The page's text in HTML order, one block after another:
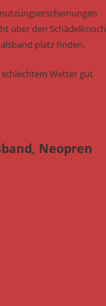
über den
platz finden.
Wetter gut
Neopren